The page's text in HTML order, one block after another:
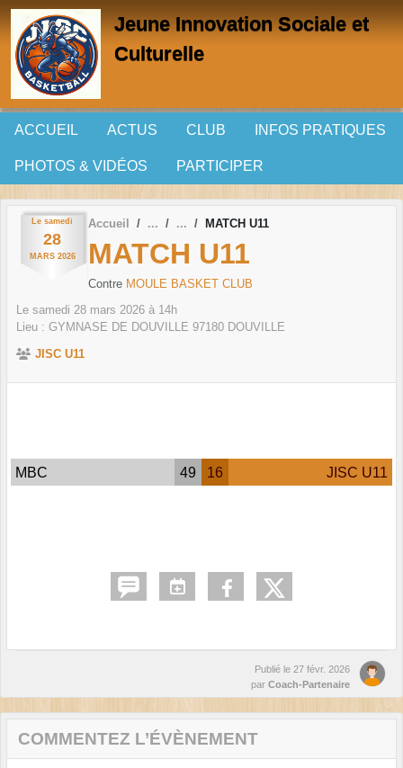
Jeune Innovation Sociale et
Culturelle
ACCUEIL ACTUS CLUB INFOS PRATIQUES
PHOTOS & VIDÉOS PARTICIPER
Le samedi
28
MARS 2026
Accueil MATCH U11
MATCH U11
Contre MOULE BASKET CLUB
Le samedi 28 mars 2026 à 14h
Lieu : GYMNASE DE DOUVILLE 97180 DOUVILLE
JISC U11
MBC 49 16 JISC U11
Publié le 27 févr. 2026
par Coach-Partenaire
COMMENTEZ L’ÉVÈNEMENT
Panneau de gestion des cookies